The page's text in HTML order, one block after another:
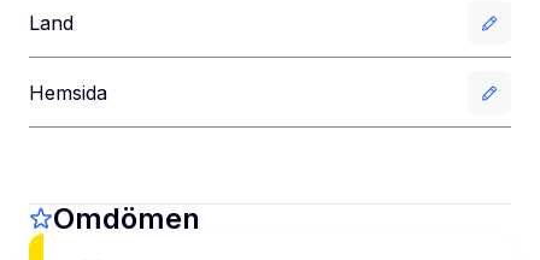
Land
Hemsida
Omdömen